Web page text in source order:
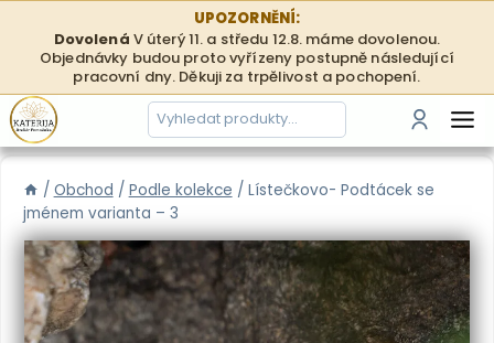
obsah
UPOZORNĚNÍ:
Dovolená V úterý 11. a středu 12.8. máme dovolenou.
Objednávky budou proto vyřízeny postupně následující
pracovní dny. Děkuji za trpělivost a pochopení.
Hledání
/ Obchod / Podle kolekce / Lístečkovo- Podtácek se
jménem varianta – 3